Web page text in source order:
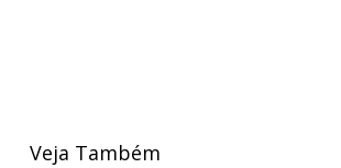
Veja Também